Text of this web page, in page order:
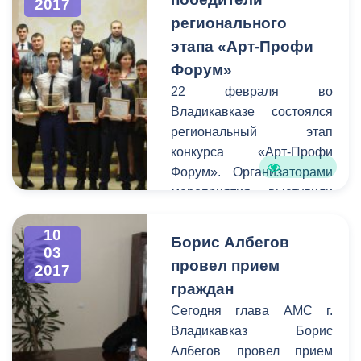
актеры и режиссеры
смогут воплощать свои
самые смелые творческие
идеи и замыслы.
Накануне на этой сцене
прошло первое
мероприятие - премьера
спектакля «Лейтенант с
острова Инишмор»
ирландского драматурга
Мартина Макдонаха.
2017
регионального
этапа «Арт-Профи
Форум»
22 февраля во
Владикавказе состоялся
региональный этап
конкурса «Арт-Профи
Форум». Организаторами
мероприятия выступили
Молодёжи и Комитет
молодежной политики,
физической культуры и
спорта АМС. В
соревновании приняли
участие студенты 16-ти
10
03
2017
Борис Албегов
провел прием
граждан
Сегодня глава АМС г.
Владикавказ Борис
Албегов провел прием